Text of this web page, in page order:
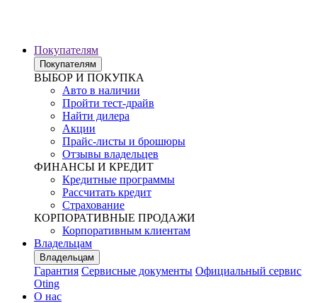
Покупателям
Покупателям
ВЫБОР И ПОКУПКА
Авто в наличии
Пройти тест-драйв
Найти дилера
Акции
Прайс-листы и брошюры
Отзывы владельцев
ФИНАНСЫ И КРЕДИТ
Кредитные программы
Рассчитать кредит
Страхование
КОРПОРАТИВНЫЕ ПРОДАЖИ
Корпоративным клиентам
Владельцам
Владельцам
Гарантия Сервисные документы Официальный сервис
Oting
О нас